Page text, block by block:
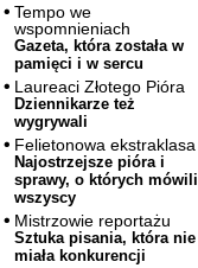
Tempo we
wspomnieniach
Gazeta, która została w
pamięci i w sercu
Laureaci Złotego Pióra
Dziennikarze też
wygrywali
Felietonowa ekstraklasa
Najostrzejsze pióra i
sprawy, o których mówili
wszyscy
Mistrzowie reportażu
Sztuka pisania, która nie
miała konkurencji